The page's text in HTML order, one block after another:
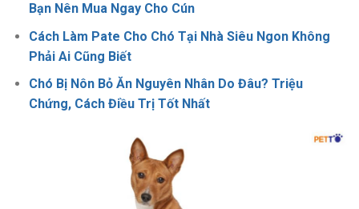
Bạn Nên Mua Ngay Cho Cún
Cách Làm Pate Cho Chó Tại Nhà Siêu Ngon Không
Phải Ai Cũng Biết
Chó Bị Nôn Bỏ Ăn Nguyên Nhân Do Đâu? Triệu
Chứng, Cách Điều Trị Tốt Nhất